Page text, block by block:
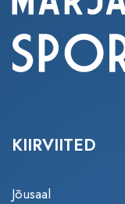
KIIRVIITED
Jõusaal